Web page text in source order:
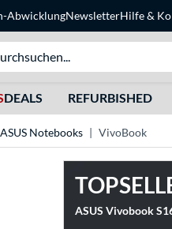
AbwicklungNewsletterHilfe&
DEALS REFURBISHED
ASUS Notebooks VivoBook
ASUS Vivobook